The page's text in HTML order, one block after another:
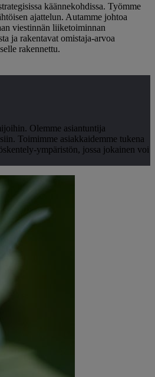
käännekohdissa. Työmme
ajattelun. Autamme johtoa
viestinnän liiketoiminnan
ja rakentavat omistaja-arvoa
rakennettu.
Olemme asiantuntija
Toimimme asiakkaidemme tukena
ympäristön, jossa jokainen voi